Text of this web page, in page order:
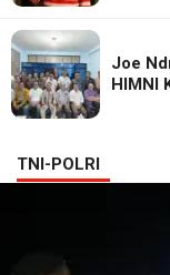
Joe
HIMNI
TNI-POLRI